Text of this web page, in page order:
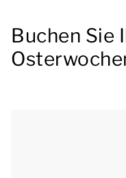
Buchen Sie